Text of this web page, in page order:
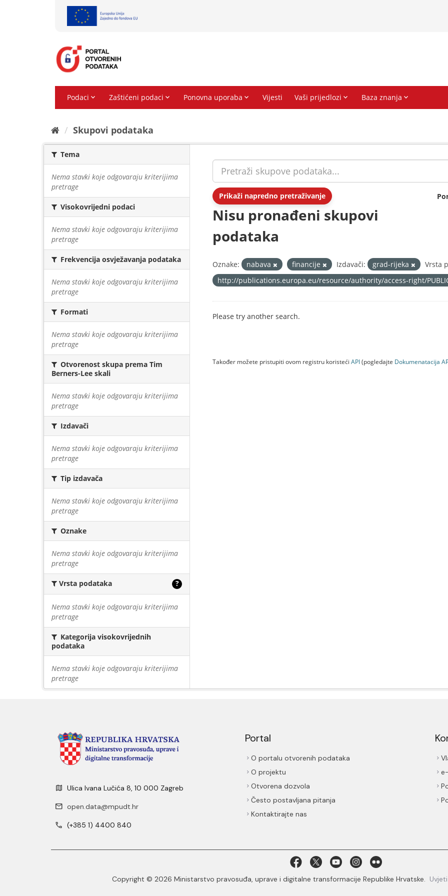
Skupovi podаtаkа
Tema
Nema stavki koje odgovaraju kriterijima
pretrage
Visokovrijedni podaci
Nema stavki koje odgovaraju kriterijima
pretrage
Frekvencija osvježavanja podataka
Nema stavki koje odgovaraju kriterijima
pretrage
Formati
Nema stavki koje odgovaraju kriterijima
pretrage
Otvorenost skupa prema Tim
Berners-Lee skali
Nema stavki koje odgovaraju kriterijima
pretrage
Izdavači
Nema stavki koje odgovaraju kriterijima
pretrage
Tip izdavača
Nema stavki koje odgovaraju kriterijima
pretrage
Oznake
Nema stavki koje odgovaraju kriterijima
pretrage
Vrsta podataka ?
Nema stavki koje odgovaraju kriterijima
pretrage
Kategorija visokovrijednih
podataka
Nema stavki koje odgovaraju kriterijima
pretrage
Prikaži napredno pretraživanje
Nisu pronađeni skupovi
podataka
Oznake: nabava financije Izdavači: grad-rijeka
Vrsta
http://publications.europa.eu/resource/authority/access-right/
Please try another search.
Također možete pristupiti ovom registru koristeći API(pogledajte Dokumenаtаcijа